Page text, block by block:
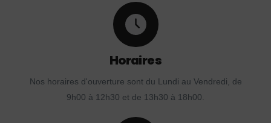
Horaires
Nos horaires d'ouverture sont du Lundi au Vendredi, de
9h00 à 12h30 et de 13h30 à 18h00.